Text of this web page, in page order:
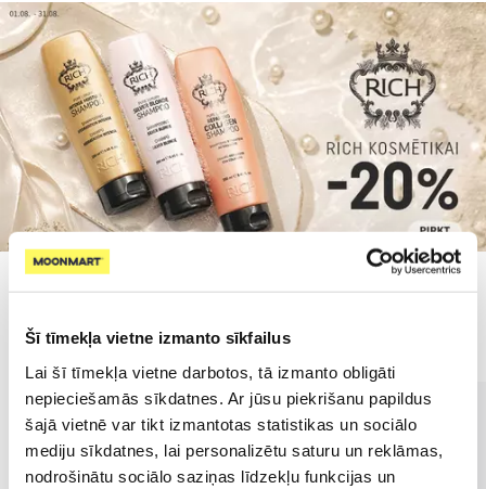
Šī tīmekļa vietne izmanto sīkfailus
Lai šī tīmekļa vietne darbotos, tā izmanto obligāti
nepieciešamās sīkdatnes. Ar jūsu piekrišanu papildus
šajā vietnē var tikt izmantotas statistikas un sociālo
mediju sīkdatnes, lai personalizētu saturu un reklāmas,
nodrošinātu sociālo saziņas līdzekļu funkcijas un